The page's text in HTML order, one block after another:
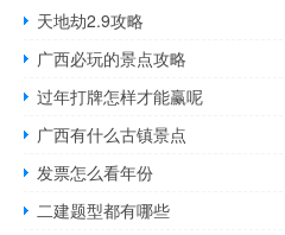
天地劫2.9攻略
广西必玩的景点攻略
过年打牌怎样才能赢呢
广西有什么古镇景点
发票怎么看年份
二建题型都有哪些